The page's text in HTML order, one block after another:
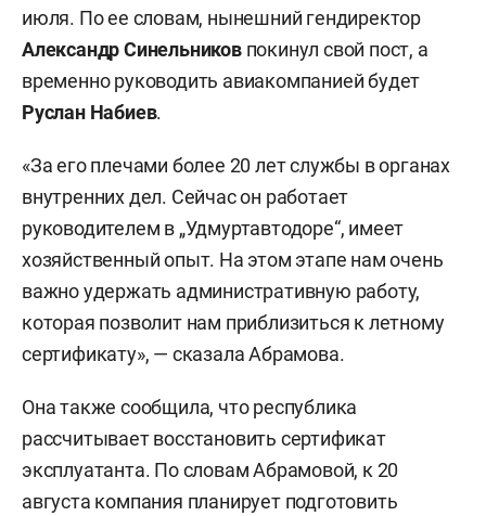
июля. По ее словам, нынешний гендиректор
Александр Синельниковпокинул свой пост, а
временно руководить авиакомпанией будет
Руслан Набиев.
«За его плечами более 20 лет службы в органах
внутренних дел. Сейчас он работает
руководителем в „Удмуртавтодоре“, имеет
хозяйственный опыт. На этом этапе нам очень
важно удержать административную работу,
которая позволит нам приблизиться к летному
сертификату», — сказала Абрамова.
Она также сообщила, что республика
рассчитывает восстановить сертификат
эксплуатанта. По словам Абрамовой, к 20
августа компания планирует подготовить